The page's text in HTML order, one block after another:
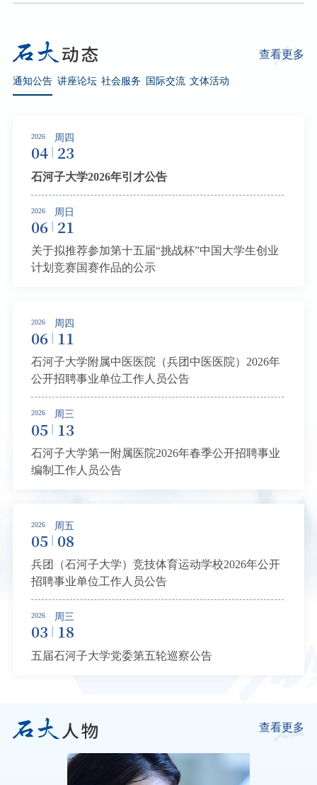
通知公告 讲座论坛 社会服务 国际交流 文体活动
查看更多
2026 周四
04 23
石河子大学2026年引才公告
2026 周日
06 21
关于拟推荐参加第十五届“挑战杯”中国大学生创业
计划竞赛国赛作品的公示
2026 周四
06 11
石河子大学附属中医医院（兵团中医医院）2026年
公开招聘事业单位工作人员公告
2026 周三
05 13
石河子大学第一附属医院2026年春季公开招聘事业
编制工作人员公告
2026 周五
05 08
兵团（石河子大学）竞技体育运动学校2026年公开
招聘事业单位工作人员公告
2026 周三
03 18
五届石河子大学党委第五轮巡察公告
查看更多